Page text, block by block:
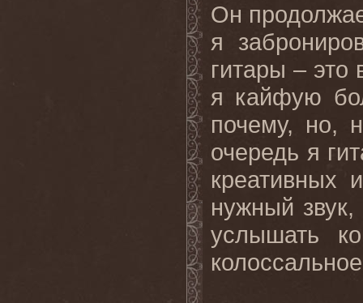
Он
я
гитары – это
я кайфую
почему, но,
очередь я
креативных
нужный
услышать